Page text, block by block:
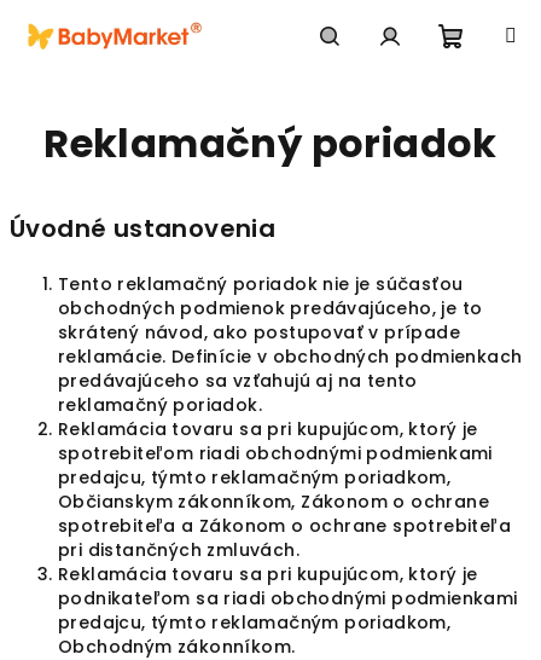
Reklamačný poriadok
Úvodné ustanovenia
Tento reklamačný poriadok nie je súčasťou
obchodných podmienok predávajúceho, je to
skrátený návod, ako postupovať v prípade
reklamácie. Definície v obchodných podmienkach
predávajúceho sa vzťahujú aj na tento
reklamačný poriadok.
Reklamácia tovaru sa pri kupujúcom, ktorý je
spotrebiteľom riadi obchodnými podmienkami
predajcu, týmto reklamačným poriadkom,
Občianskym zákonníkom, Zákonom o ochrane
spotrebiteľa a Zákonom o ochrane spotrebiteľa
pri distančných zmluvách.
Reklamácia tovaru sa pri kupujúcom, ktorý je
podnikateľom sa riadi obchodnými podmienkami
predajcu, týmto reklamačným poriadkom,
Obchodným zákonníkom.